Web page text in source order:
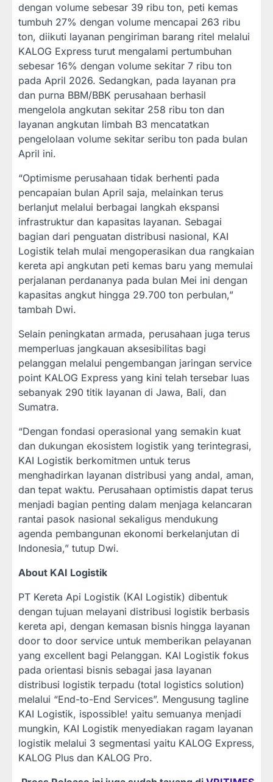
dengan volume sebesar 39 ribu ton, peti kemas
tumbuh 27% dengan volume mencapai 263 ribu
ton, diikuti layanan pengiriman barang ritel melalui
KALOG Express turut mengalami pertumbuhan
sebesar 16% dengan volume sekitar 7 ribu ton
pada April 2026. Sedangkan, pada layanan pra
dan purna BBM/BBK perusahaan berhasil
mengelola angkutan sekitar 258 ribu ton dan
layanan angkutan limbah B3 mencatatkan
pengelolaan volume sekitar seribu ton pada bulan
April ini.
“Optimisme perusahaan tidak berhenti pada
pencapaian bulan April saja, melainkan terus
berlanjut melalui berbagai langkah ekspansi
infrastruktur dan kapasitas layanan. Sebagai
bagian dari penguatan distribusi nasional, KAI
Logistik telah mulai mengoperasikan dua rangkaian
kereta api angkutan peti kemas baru yang memulai
perjalanan perdananya pada bulan Mei ini dengan
kapasitas angkut hingga 29.700 ton perbulan,”
tambah Dwi.
Selain peningkatan armada, perusahaan juga terus
memperluas jangkauan aksesibilitas bagi
pelanggan melalui pengembangan jaringan service
point KALOG Express yang kini telah tersebar luas
sebanyak 290 titik layanan di Jawa, Bali, dan
Sumatra.
“Dengan fondasi operasional yang semakin kuat
dan dukungan ekosistem logistik yang terintegrasi,
KAI Logistik berkomitmen untuk terus
menghadirkan layanan distribusi yang andal, aman,
dan tepat waktu. Perusahaan optimistis dapat terus
menjadi bagian penting dalam menjaga kelancaran
rantai pasok nasional sekaligus mendukung
agenda pembangunan ekonomi berkelanjutan di
Indonesia,” tutup Dwi.
About KAI Logistik
PT Kereta Api Logistik (KAI Logistik) dibentuk
dengan tujuan melayani distribusi logistik berbasis
kereta api, dengan kemasan bisnis hingga layanan
door to door service untuk memberikan pelayanan
yang excellent bagi Pelanggan. KAI Logistik fokus
pada orientasi bisnis sebagai jasa layanan
distribusi logistik terpadu (total logistics solution)
melalui “End-to-End Services”. Mengusung tagline
KAI Logistik, ispossible! yaitu semuanya menjadi
mungkin, KAI Logistik menyediakan ragam layanan
logistik melalui 3 segmentasi yaitu KALOG Express,
KALOG Plus dan KALOG Pro.